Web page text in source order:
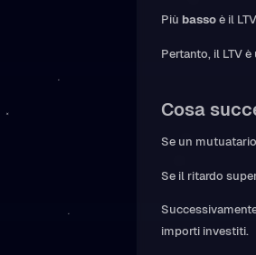
Più bassoè il
Pertanto, il LTV
Cosa
Se un
Se il ritardo
importi investiti.